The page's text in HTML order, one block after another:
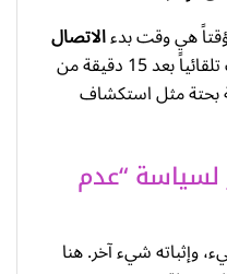
هي وقت بدءالاتصال
تُحذف تلقائياً بعد 15 دقيقة من
بحتة مثل استكشاف
“عدم
وإثباته شيء آخر. هنا